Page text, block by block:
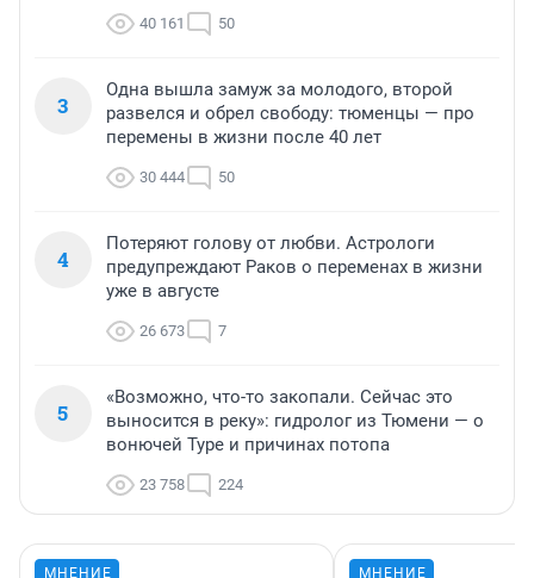
40 161 50
3
Одна вышла замуж за молодого, второй
развелся и обрел свободу: тюменцы — про
перемены в жизни после 40 лет
30 444 50
4
Потеряют голову от любви. Астрологи
предупреждают Раков о переменах в жизни
уже в августе
26 673 7
5
«Возможно, что-то закопали. Сейчас это
выносится в реку»: гидролог из Тюмени — о
вонючей Туре и причинах потопа
23 758 224
МНЕНИЕ МНЕНИЕ